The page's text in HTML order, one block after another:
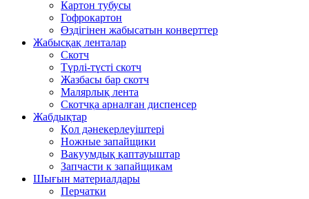
Картон тубусы
Гофрокартон
Өздігінен жабысатын конверттер
Жабысқақ ленталар
Скотч
Түрлі-түсті скотч
Жазбасы бар скотч
Малярлық лента
Скотчқа арналған диспенсер
Жабдықтар
Қол дәнекерлеуіштері
Ножные запайщики
Вакуумдық қаптауыштар
Запчасти к запайщикам
Шығын материалдары
Перчатки